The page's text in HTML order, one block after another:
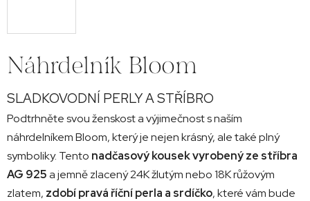
SLADKOVODNÍ PERLY A STŘÍBRO
Podtrhněte svou ženskost a výjimečnost s naším
náhrdelníkem Bloom, který je nejen krásný, ale také plný
symboliky. Tento nadčasový kousek vyrobený ze stříbra
AG 925a jemně zlacený 24K žlutým nebo 18K růžovým
zlatem, zdobí pravá říční perla a srdíčko, které vám bude
Náhrdelník Bloom